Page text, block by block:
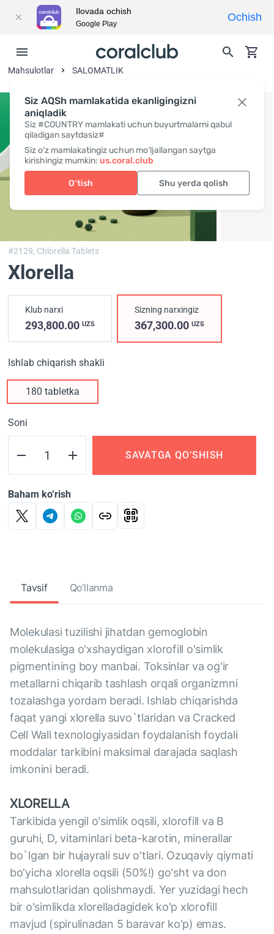
Siz AQSh mamlakatida ekanligingizni
aniqladik
Siz #COUNTRY mamlakati uchun buyurtmalarni qabul
qiladigan saytdasiz#
Siz o‘z mamlakatingiz uchun mo‘ljallangan saytga
kirishingiz mumkin: us.coral.club
O‘tish Shu yerda qolish
Mahsulotlar SALOMATLIK
#2129, Chlorella Tablets
Xlorella
Klub narxi
293,800.00 UZS
Sizning narxingiz
367,300.00UZS
Ishlab chiqarish shakli
180 tabletka
Soni
SAVATGA QO‘SHISH
Baham ko‘rish
Tavsif Qo‘llanma
Molekulasi tuzilishi jihatdan gemoglobin
molekulasiga o'xshaydigan xlorofill o'simlik
pigmentining boy manbai. Toksinlar va og'ir
metallarni chiqarib tashlash orqali organizmni
tozalashga yordam beradi. Ishlab chiqarishda
faqat yangi xlorella suvo`tlaridan va Cracked
Cell Wall texnologiyasidan foydalanish foydali
moddalar tarkibini maksimal darajada saqlash
imkonini beradi.
XLORELLA
Tarkibida yengil o'simlik oqsili, xlorofill va B
guruhi, D, vitaminlari beta-karotin, minerallar
bo`lgan bir hujayrali suv o'tlari. Ozuqaviy qiymati
bo'yicha xlorella oqsili (50%!) go'sht va don
mahsulotlaridan qolishmaydi. Yer yuzidagi hech
bir o'simlikda xlorelladagidek ko'p xlorofill
mavjud (spirulinadan 5 baravar ko'p) emas.
Ilovada ochish
Google Play
Ochish